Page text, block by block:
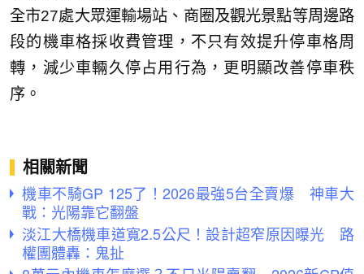
全市27處大眾運輸場站、商圈及觀光景點等周邊路
段的機車格採收費管理，不只有效提升停車格周
轉，減少車輛久停占用行為，更明顯改善停車秩
序。
相關新聞
機車不騎GP 125了！2026最強5台全賣爆 神車大
戰：光陽靠它翻盤
淡江大橋機車道寬2.5公尺！設計超窄原因曝光 路
權團體轟：鬼扯